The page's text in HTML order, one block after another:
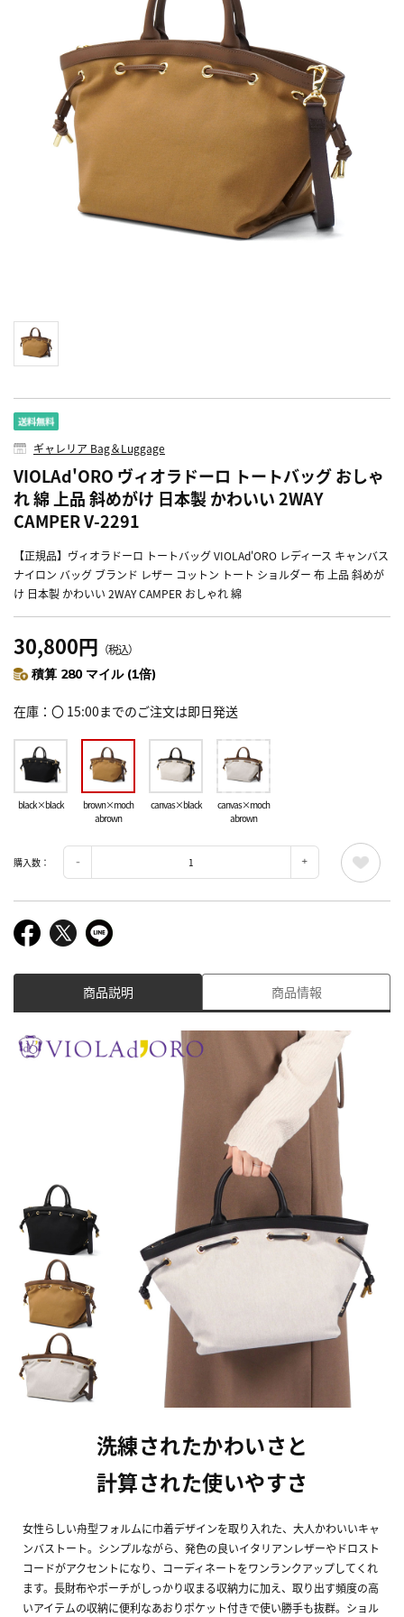
ギャレリア Bag＆Luggage
VIOLAd'ORO ヴィオラドーロ トートバッグ おしゃ
れ 綿 上品 斜めがけ 日本製 かわいい 2WAY
CAMPER V-2291
【正規品】ヴィオラドーロ トートバッグ VIOLAd'ORO レディース キャンバス
ナイロン バッグ ブランド レザー コットン トート ショルダー 布 上品 斜めが
け 日本製 かわいい 2WAY CAMPER おしゃれ 綿
30,800円 （税込）
積算 280 マイル (1倍)
在庫 〇 15:00までのご注文は即日発送
black×black
brown×moch
abrown
canvas×black
canvas×moch
abrown
購入数：
商品説明 商品情報
洗練されたかわいさと
計算された使いやすさ
女性らしい舟型フォルムに巾着デザインを取り入れた、大人かわいいキャ
ンバストート。シンプルながら、発色の良いイタリアンレザーやドロスト
コードがアクセントになり、コーディネートをワンランクアップしてくれ
ます。長財布やポーチがしっかり収まる収納力に加え、取り出す頻度の高
いアイテムの収納に便利なあおりポケット付きで使い勝手も抜群。ショル